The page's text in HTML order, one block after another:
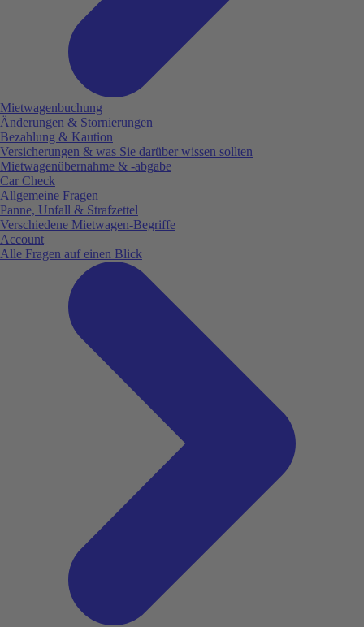
Mietwagenbuchung
Änderungen & Stornierungen
Bezahlung & Kaution
Versicherungen & was Sie darüber wissen sollten
Mietwagenübernahme & -abgabe
Car Check
Allgemeine Fragen
Panne, Unfall & Strafzettel
Verschiedene Mietwagen-Begriffe
Account
Alle Fragen auf einen Blick